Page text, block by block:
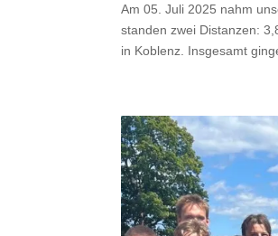
Am 05. Juli 2025 nahm
standen zwei Distanzen:
in Koblenz. Insgesamt